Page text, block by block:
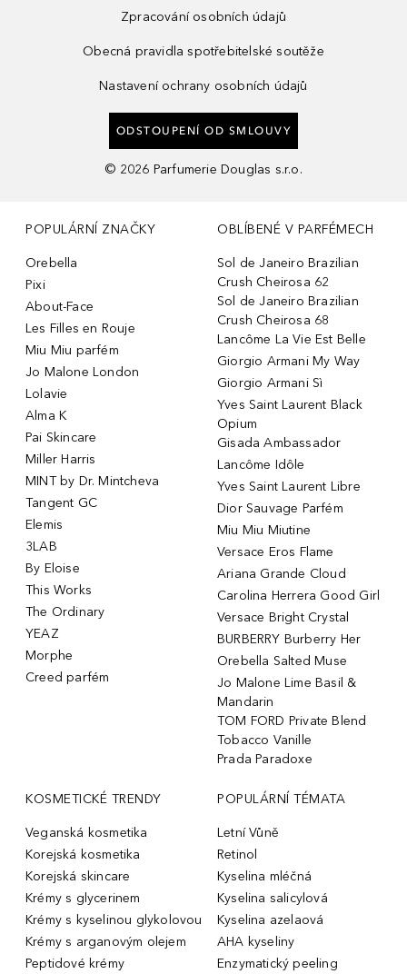
Zpracování osobních údajů
Obecná pravidla spotřebitelské soutěže
Nastavení ochrany osobních údajů
ODSTOUPENÍ OD SMLOUVY
© 2026 Parfumerie Douglas s.r.o.
POPULÁRNÍ ZNAČKY
Orebella
Pixi
About-Face
Les Filles en Rouje
Miu Miu parfém
Jo Malone London
Lolavie
Alma K
Pai Skincare
Miller Harris
MINT by Dr. Mintcheva
Tangent GC
Elemis
3LAB
By Eloise
This Works
The Ordinary
YEAZ
Morphe
Creed parfém
OBLÍBENÉ V PARFÉMECH
Sol de Janeiro Brazilian
Crush Cheirosa 62
Sol de Janeiro Brazilian
Crush Cheirosa 68
Lancôme La Vie Est Belle
Giorgio Armani My Way
Giorgio Armani Sì
Yves Saint Laurent Black
Opium
Gisada Ambassador
Lancôme Idôle
Yves Saint Laurent Libre
Dior Sauvage Parfém
Miu Miu Miutine
Versace Eros Flame
Ariana Grande Cloud
Carolina Herrera Good Girl
Versace Bright Crystal
BURBERRY Burberry Her
Orebella Salted Muse
Jo Malone Lime Basil &
Mandarin
TOM FORD Private Blend
Tobacco Vanille
Prada Paradoxe
KOSMETICKÉ TRENDY
Veganská kosmetika
Korejská kosmetika
Korejská skincare
Krémy s glycerinem
Krémy s kyselinou glykolovou
Krémy s arganovým olejem
Peptidové krémy
POPULÁRNÍ TÉMATA
Letní Vůně
Retinol
Kyselina mléčná
Kyselina salicylová
Kyselina azelaová
AHA kyseliny
Enzymatický peeling